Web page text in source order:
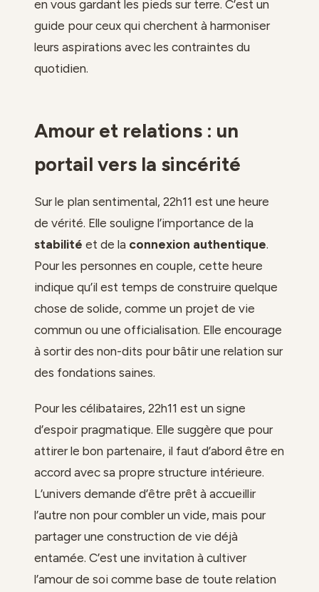
en vous gardant les pieds sur terre. C’est un
guide pour ceux qui cherchent à harmoniser
leurs aspirations avec les contraintes du
quotidien.
Amour et relations : un
portail vers la sincérité
Sur le plan sentimental, 22h11 est une heure
de vérité. Elle souligne l’importance de la
stabilité et de la connexion authentique.
Pour les personnes en couple, cette heure
indique qu’il est temps de construire quelque
chose de solide, comme un projet de vie
commun ou une officialisation. Elle encourage
à sortir des non-dits pour bâtir une relation sur
des fondations saines.
Pour les célibataires, 22h11 est un signe
d’espoir pragmatique. Elle suggère que pour
attirer le bon partenaire, il faut d’abord être en
accord avec sa propre structure intérieure.
L’univers demande d’être prêt à accueillir
l’autre non pour combler un vide, mais pour
partager une construction de vie déjà
entamée. C’est une invitation à cultiver
l’amour de soi comme base de toute relation